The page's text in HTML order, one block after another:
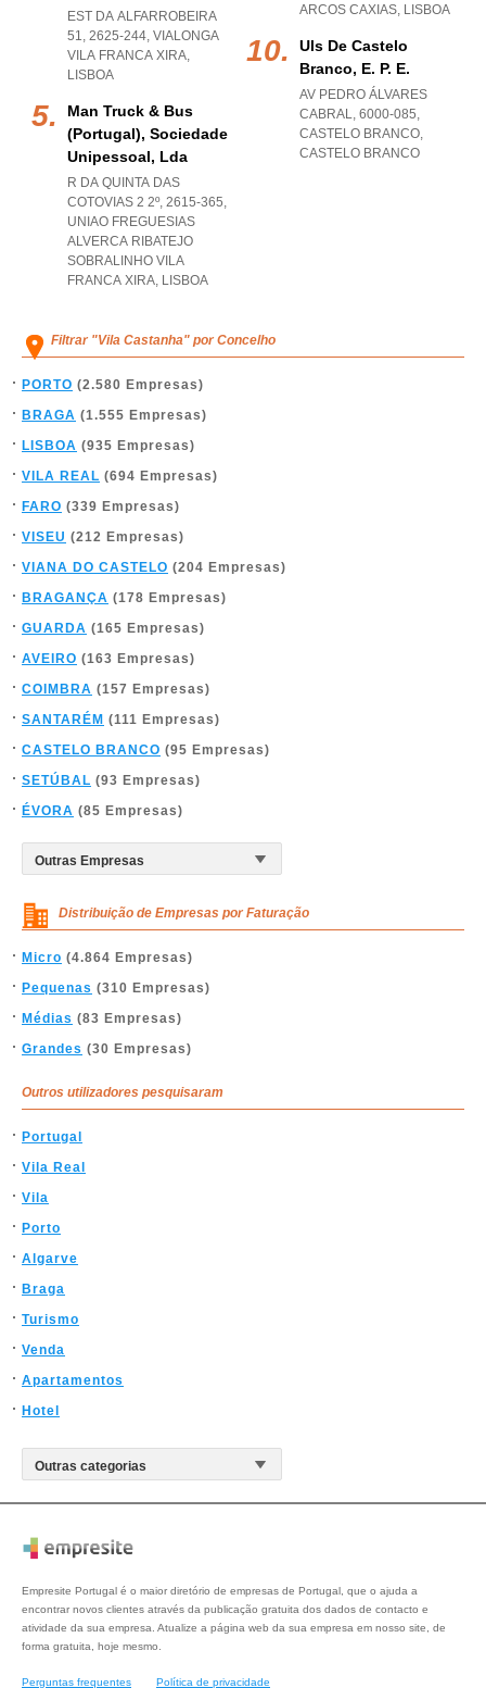
EST DA ALFARROBEIRA
51, 2625-244, VIALONGA
VILA FRANCA XIRA,
LISBOA
Man Truck & Bus
(portugal), Sociedade
Unipessoal, Lda
R DA QUINTA DAS
COTOVIAS 2 2º, 2615-365,
UNIAO FREGUESIAS
ALVERCA RIBATEJO
SOBRALINHO VILA
FRANCA XIRA, LISBOA
ARCOS CAXIAS, LISBOA
Uls De Castelo
Branco, E. P. E.
AV PEDRO ÁLVARES
CABRAL, 6000-085,
CASTELO BRANCO,
CASTELO BRANCO
Filtrar "Vila Castanha" por Concelho
PORTO (2.580 Empresas)
BRAGA (1.555 Empresas)
LISBOA (935 Empresas)
VILA REAL (694 Empresas)
FARO (339 Empresas)
VISEU (212 Empresas)
VIANA DO CASTELO (204 Empresas)
BRAGANÇA (178 Empresas)
GUARDA (165 Empresas)
AVEIRO (163 Empresas)
COIMBRA (157 Empresas)
SANTARÉM (111 Empresas)
CASTELO BRANCO (95 Empresas)
SETÚBAL (93 Empresas)
ÉVORA (85 Empresas)
Distribuição de Empresas por Faturação
Micro (4.864 Empresas)
Pequenas (310 Empresas)
Médias (83 Empresas)
Grandes (30 Empresas)
Outros utilizadores pesquisaram
Portugal
Vila Real
Vila
Porto
Algarve
Braga
Turismo
Venda
Apartamentos
Hotel
Empresite Portugal é o maior diretório de empresas de Portugal, que o ajuda a
encontrar novos clientes através da publicação gratuita dos dados de contacto e
atividade da sua empresa. Atualize a página web da sua empresa em nosso site, de
forma gratuita, hoje mesmo.
Perguntas frequentes Política de privacidade